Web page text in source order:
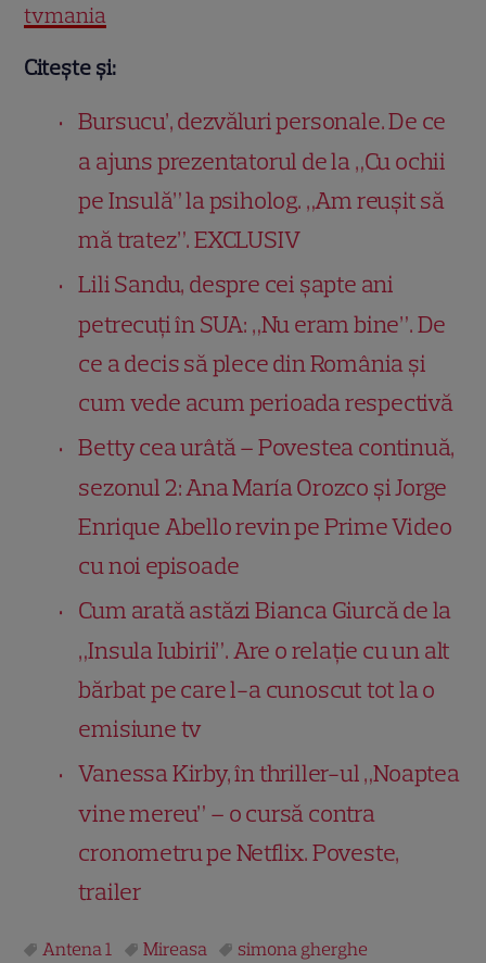
tvmania
Citește și:
Bursucu’, dezvăluri personale. De ce
a ajuns prezentatorul de la „Cu ochii
pe Insulă” la psiholog. „Am reușit să
mă tratez”. EXCLUSIV
Lili Sandu, despre cei șapte ani
petrecuți în SUA: „Nu eram bine”. De
ce a decis să plece din România și
cum vede acum perioada respectivă
Betty cea urâtă – Povestea continuă,
sezonul 2: Ana María Orozco și Jorge
Enrique Abello revin pe Prime Video
cu noi episoade
Cum arată astăzi Bianca Giurcă de la
„Insula Iubirii”. Are o relație cu un alt
bărbat pe care l-a cunoscut tot la o
emisiune tv
Vanessa Kirby, în thriller-ul „Noaptea
vine mereu” – o cursă contra
cronometru pe Netflix. Poveste,
trailer
Antena 1 Mireasa simona gherghe